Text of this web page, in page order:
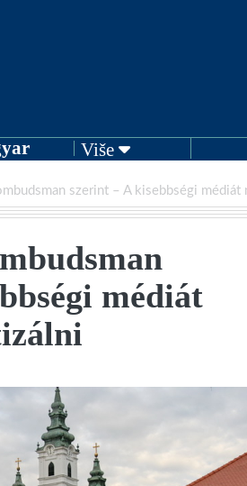
Više
szerint – A kisebbségi médiát
médiát